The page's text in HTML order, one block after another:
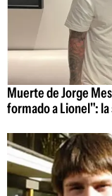
Muerte de Jorge
formado a Lionel":